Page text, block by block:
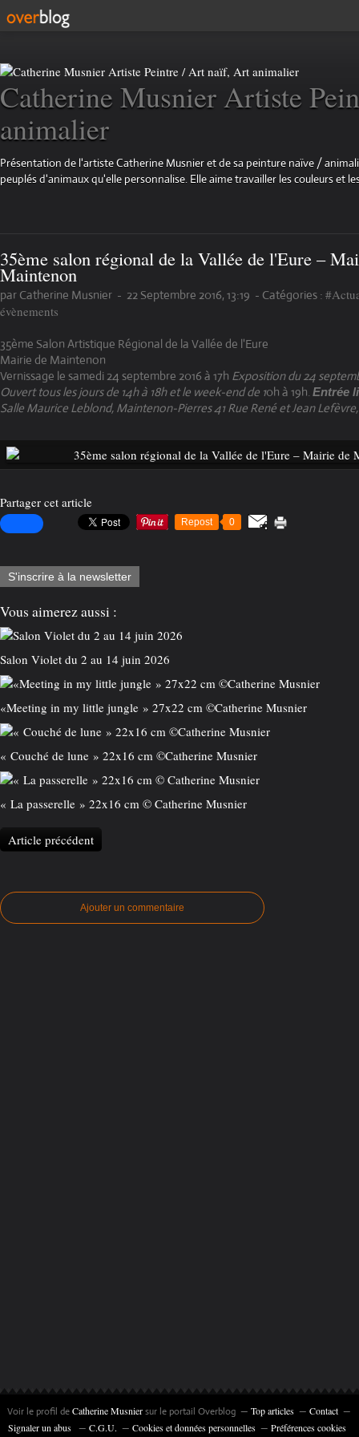
Catherine Musnier Artiste
animalier
Présentation de l'artiste Catherine Musnier et de sa peinture naïve /
peuplés d'animaux qu'elle personnalise. Elle aime travailler les couleurs et
35ème salon régional de la Vallée de l'Eure –
Maintenon
par Catherine Musnier - 22 Septembre 2016, 13:19 - Catégories :
évènements
35ème Salon Artistique Régional de la Vallée de l'Eure
Mairie de Maintenon
Vernissage le samedi 24 septembre 2016 à 17h Exposition du 24
Ouvert tous les jours de 14h à 18h et le week-end de 10h à 19h. Entrée
Salle Maurice Leblond, Maintenon-Pierres 41 Rue René et Jean
Partager cet article
Repost 0
S'inscrire à la newsletter
Vous aimerez aussi :
Salon Violet du 2 au 14 juin 2026
«Meeting in my little jungle » 27x22 cm ©️Catherine Musnier
« Couché de lune » 22x16 cm ©️Catherine Musnier
« La passerelle » 22x16 cm © Catherine Musnier
Article précédent
Ajouter un commentaire
Voir le profil deCatherine Musniersur le portail Overblog Top articles
Contact
Signaler un abus
C.G.U. Cookies et données personnelles Préférences cookies